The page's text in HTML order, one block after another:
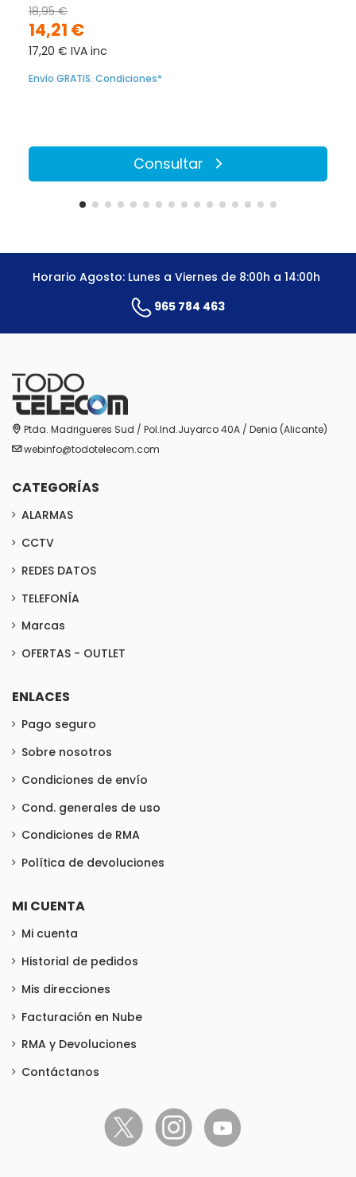
14,21 €
18,95 €
17,20 € IVA inc
Envío GRATIS. Condiciones*
Consultar
Horario Agosto: Lunes a Viernes de 8:00h a 14:00h
965 784 463
Ptda. Madrigueres Sud / Pol.Ind.Juyarco 40A / Denia (Alicante)
webinfo@todotelecom.com
CATEGORÍAS
ALARMAS
CCTV
REDES DATOS
TELEFONÍA
Marcas
OFERTAS - OUTLET
ENLACES
Pago seguro
Sobre nosotros
Condiciones de envío
Cond. generales de uso
Condiciones de RMA
Política de devoluciones
MI CUENTA
Mi cuenta
Historial de pedidos
Mis direcciones
Facturación en Nube
RMA y Devoluciones
Contáctanos